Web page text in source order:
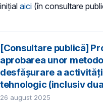
inițial aici (în consultare
[Consultare publică]
aprobarea unor
desfășurare a
tehnologic (inclusiv
26 august 2025